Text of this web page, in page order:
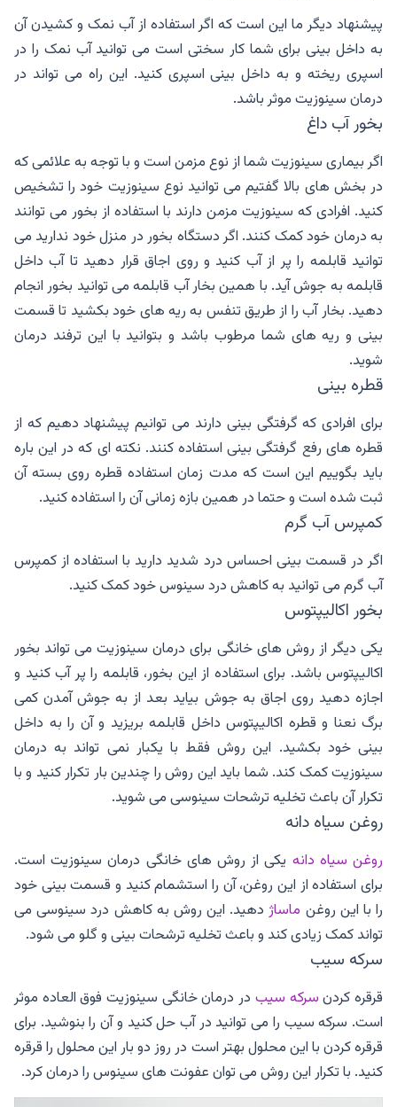
پیشنهاد دیگر ما این است که اگر استفاده از آب نمک و کشیدن آن
به داخل بینی برای شما کار سختی است می توانید آب نمک را در
اسپری ریخته و به داخل بینی اسپری کنید. این راه می تواند در
درمان سینوزیت موثر باشد.
بخور آب داغ
اگر بیماری سینوزیت شما از نوع مزمن است و با توجه به علائمی که
در بخش های بالا گفتیم می توانید نوع سینوزیت خود را تشخیص
کنید. افرادی که سینوزیت مزمن دارند با استفاده از بخور می توانند
به درمان خود کمک کنند. اگر دستگاه بخور در منزل خود ندارید می
توانید قابلمه را پر از آب کنید و روی اجاق قرار دهید تا آب داخل
قابلمه به جوش آید. با همین بخار آب قابلمه می توانید بخور انجام
دهید. بخار آب را از طریق تنفس به ریه های خود بکشید تا قسمت
بینی و ریه های شما مرطوب باشد و بتوانید با این ترفند درمان
شوید.
قطره بینی
برای افرادی که گرفتگی بینی دارند می توانیم پیشنهاد دهیم که از
قطره های رفع گرفتگی بینی استفاده کنند. نکته ای که در این باره
باید بگوییم این است که مدت زمان استفاده قطره روی بسته آن
ثبت شده است و حتما در همین بازه زمانی آن را استفاده کنید.
کمپرس آب گرم
اگر در قسمت بینی احساس درد شدید دارید با استفاده از کمپرس
آب گرم می توانید به کاهش درد سینوس خود کمک کنید.
بخور اکالیپتوس
یکی دیگر از روش های خانگی برای درمان سینوزیت می تواند بخور
اکالیپتوس باشد. برای استفاده از این بخور، قابلمه را پر آب کنید و
اجازه دهید روی اجاق به جوش بیاید بعد از به جوش آمدن کمی
برگ نعنا و قطره اکالیپتوس داخل قابلمه بریزید و آن را به داخل
بینی خود بکشید. این روش فقط با یکبار نمی تواند به درمان
سینوزیت کمک کند. شما باید این روش را چندین بار تکرار کنید و با
تکرار آن باعث تخلیه ترشحات سینوسی می شوید.
روغن سیاه دانه
روغن سیاه دانه یکی از روش های خانگی درمان سینوزیت است.
برای استفاده از این روغن، آن را استشمام کنید و قسمت بینی خود
را با این روغن ماساژ دهید. این روش به کاهش درد سینوسی می
تواند کمک زیادی کند و باعث تخلیه ترشحات بینی و گلو می شود.
سرکه سیب
قرقره کردنسرکه سیب در درمان خانگی سینوزیت فوق العاده موثر
است. سرکه سیب را می توانید در آب حل کنید و آن را بنوشید. برای
قرقره کردن با این محلول بهتر است در روز دو بار این محلول را قرقره
کنید. با تکرار این روش می توان عفونت های سینوس را درمان کرد.